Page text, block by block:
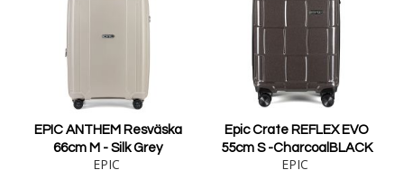
EPIC ANTHEM Resväska
66cm M - Silk Grey
EPIC
Epic Crate REFLEX EVO
55cm S -CharcoalBLACK
EPIC